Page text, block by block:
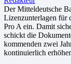
Der Mitteldeutsche
Lizenzunterlagen für
Pro A ein. Damit
schickt die
kommenden zwei
kontinuierlich